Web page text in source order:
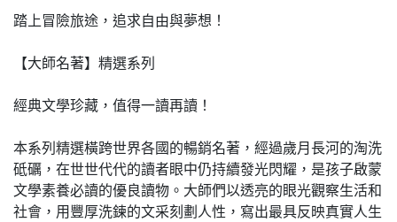
踏上冒險旅途，追求自由與夢想！
【大師名著】精選系列
經典文學珍藏，值得一讀再讀！
本系列精選橫跨世界各國的暢銷名著，經過歲月長河的淘洗
砥礪，在世世代代的讀者眼中仍持續發光閃耀，是孩子啟蒙
文學素養必讀的優良讀物。大師們以透亮的眼光觀察生活和
社會，用豐厚洗鍊的文采刻劃人性，寫出最具反映真實人生